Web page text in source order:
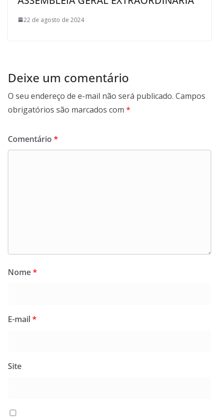
22 de agosto de 2024
Deixe um comentário
O seu endereço de e-mail não será publicado. Campos
obrigatórios são marcados com *
Comentário *
Nome*
E-mail*
Site